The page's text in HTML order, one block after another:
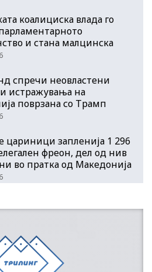
коалициска влада го
и стана малцинска
спречи неовластени
истражувања на
поврзана со Трамп
цариници запленија 1 296
фреон, дел од нив
во пратка од Македонија